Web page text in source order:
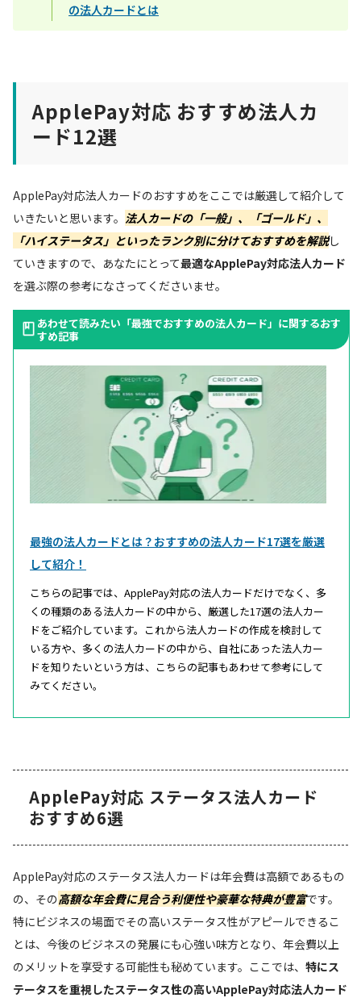
の法人カードとは
ApplePay対応 おすすめ法人カ
ード12選
ApplePay対応法人カードのおすすめをここでは厳選して紹介して
いきたいと思います。 法人カードの「一般」、「ゴールド」、
「ハイステータス」といったランク別に分けておすすめを解説し
ていきますので、あなたにとって最適なApplePay対応法人カード
を選ぶ際の参考になさってくださいませ。
あわせて読みたい「最強でおすすめの法人カード」に関するおす
すめ記事
最強の法人カードとは？おすすめの法人カード17選を厳選
して紹介！
こちらの記事では、ApplePay対応の法人カードだけでなく、多
くの種類のある法人カードの中から、厳選した17選の法人カー
ドをご紹介しています。これから法人カードの作成を検討して
いる方や、多くの法人カードの中から、自社にあった法人カー
ドを知りたいという方は、こちらの記事もあわせて参考にして
みてください。
ApplePay対応 ステータス法人カード
おすすめ6選
ApplePay対応のステータス法人カードは年会費は高額であるもの
の、その高額な年会費に見合う利便性や豪華な特典が豊富です。
特にビジネスの場面でその高いステータス性がアピールできるこ
とは、今後のビジネスの発展にも心強い味方となり、年会費以上
のメリットを享受する可能性も秘めています。ここでは、 特にス
テータスを重視したステータス性の高いApplePay対応法人カード